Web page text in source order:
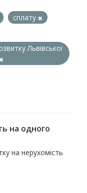
сплату
Львівської
на одного
на нерухомість